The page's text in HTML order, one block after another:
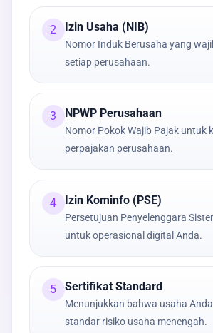
2 Izin Usaha (NIB)
Nomor Induk Berusaha yang
setiap perusahaan.
3 NPWP Perusahaan
Nomor Pokok Wajib Pajak untuk
perpajakan perusahaan.
4 Izin Kominfo (PSE)
Persetujuan Penyelenggara
untuk operasional digital Anda.
5 Sertifikat Standard
Menunjukkan bahwa usaha
standar risiko usaha menengah.